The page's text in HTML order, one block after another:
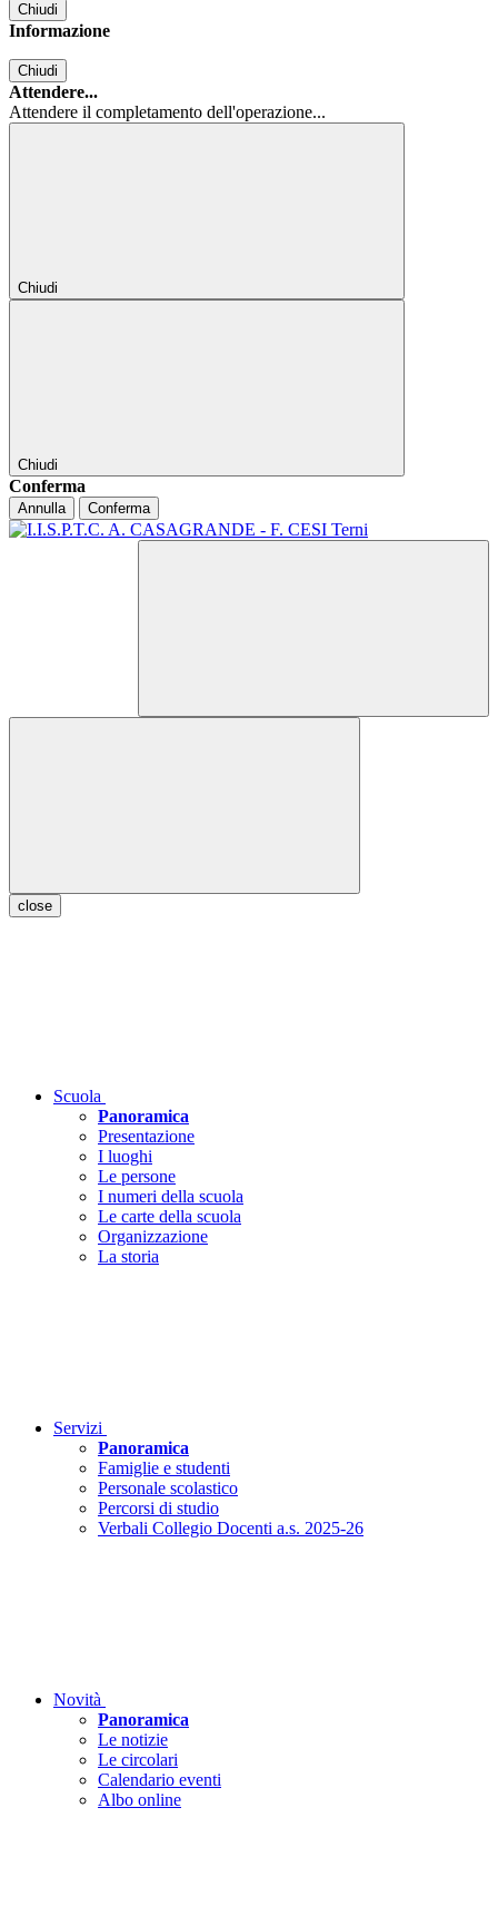
Chiudi
Informazione
Chiudi
Attendere...
Attendere il completamento dell'operazione...
Chiudi
Chiudi
Conferma
Annulla Conferma
close
Scuola
Panoramica
Presentazione
I luoghi
Le persone
I numeri della scuola
Le carte della scuola
Organizzazione
La storia
Servizi
Panoramica
Famiglie e studenti
Personale scolastico
Percorsi di studio
Verbali Collegio Docenti a.s. 2025-26
Novità
Panoramica
Le notizie
Le circolari
Calendario eventi
Albo online